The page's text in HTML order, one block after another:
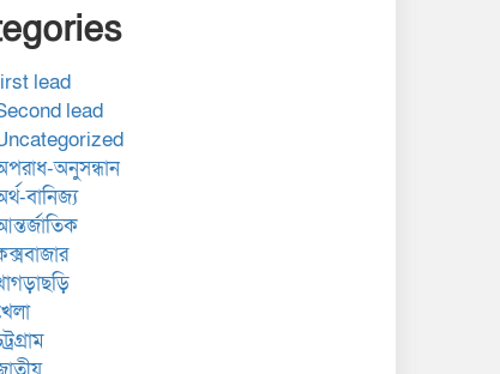
lead
lead
অনুসন্ধান
বানিজ্য